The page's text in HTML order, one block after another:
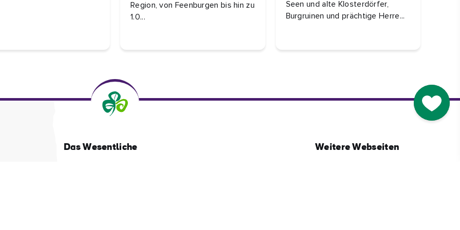
Go to
Region, von Feenburgen bis hin zu
1.0...
Seen und alte Klosterdörfer,
Burgruinen und prächtige Herre...
Das Wesentliche Weitere Webseiten